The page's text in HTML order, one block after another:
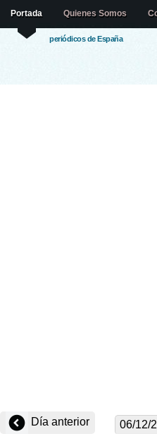
periódicos de España
Portada Quienes Somos
Día anterior